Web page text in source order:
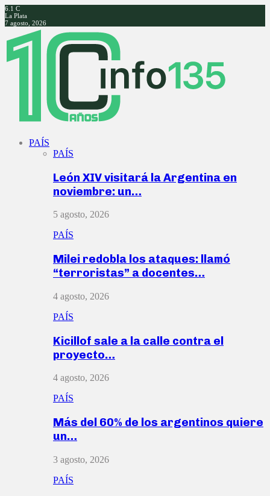
6.1 C
La Plata
7 agosto, 2026
Facebook
Twitter
Instagram
Youtube
PAÍS
PAÍS
León XIV visitará la Argentina en
noviembre: un…
5 agosto, 2026
PAÍS
Milei redobla los ataques: llamó
“terroristas” a docentes…
4 agosto, 2026
PAÍS
Kicillof sale a la calle contra el
proyecto…
4 agosto, 2026
PAÍS
Más del 60% de los argentinos quiere
un…
3 agosto, 2026
PAÍS